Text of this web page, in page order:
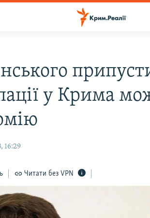
у Крима
16:29
Читати без VPN